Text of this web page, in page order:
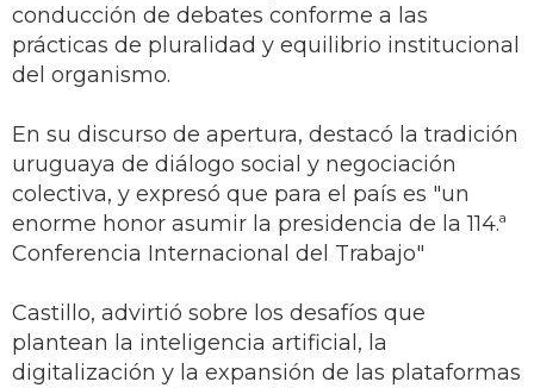
conducción de debates conforme a las
prácticas de pluralidad y equilibrio institucional
del organismo.
En su discurso de apertura, destacó la tradición
uruguaya de diálogo social y negociación
colectiva, y expresó que para el país es "un
enorme honor asumir la presidencia de la 114.ª
Conferencia Internacional del Trabajo"
Castillo, advirtió sobre los desafíos que
plantean la inteligencia artificial, la
digitalización y la expansión de las plataformas